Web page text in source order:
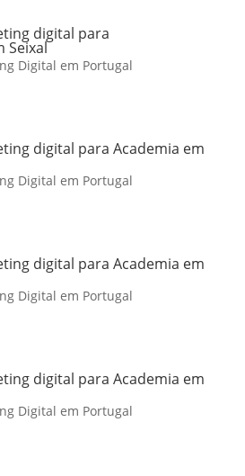
digital para
Seixal
Digital em Portugal
digital para Academia em
Digital em Portugal
digital para Academia em
Digital em Portugal
digital para Academia em
Digital em Portugal